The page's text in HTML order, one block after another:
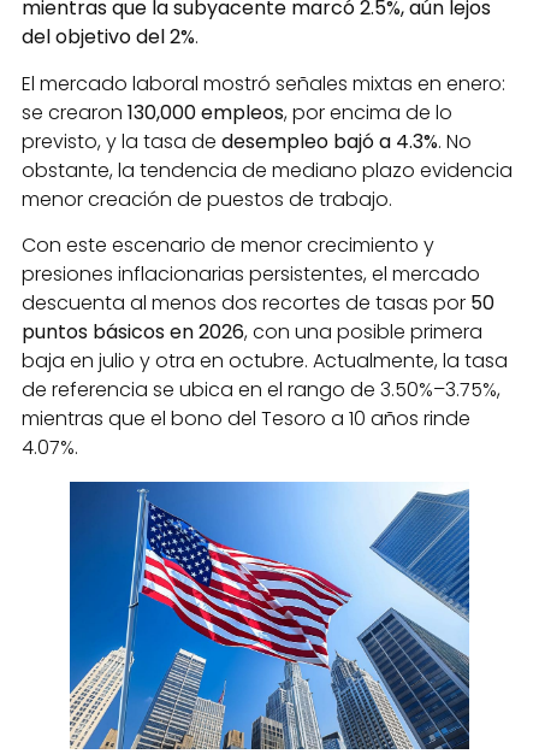
mientras que la subyacente marcó 2.5%, aún lejos
del objetivo del 2%.
El mercado laboral mostró señales mixtas en enero:
se crearon 130,000 empleos, por encima de lo
previsto, y la tasa de desempleo bajó a 4.3%. No
obstante, la tendencia de mediano plazo evidencia
menor creación de puestos de trabajo.
Con este escenario de menor crecimiento y
presiones inflacionarias persistentes, el mercado
descuenta al menos dos recortes de tasas por 50
puntos básicos en 2026, con una posible primera
baja en julio y otra en octubre. Actualmente, la tasa
de referencia se ubica en el rango de 3.50%–3.75%,
mientras que el bono del Tesoro a 10 años rinde
4.07%.